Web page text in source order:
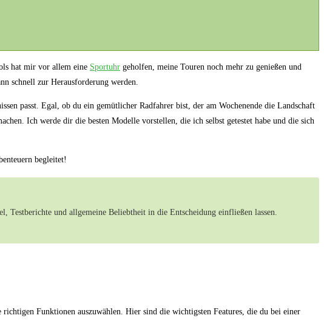
hat mir vor ​allem eine Sportuhr ‍ geholfen, meine Touren‍ noch mehr⁢ zu genießen und
schnell ‍zur Herausforderung werden.
passt. Egal, ob du ein gemütlicher Radfahrer bist, der am Wochenende die Landschaft
Ich ⁣werde dir die besten Modelle vorstellen, die ich selbst getestet habe und die sich
begleitet!
und allgemeine Beliebtheit in die Entscheidung einfließen lassen.
Funktionen⁣ auszuwählen. Hier ⁢sind die wichtigsten Features, die du bei einer